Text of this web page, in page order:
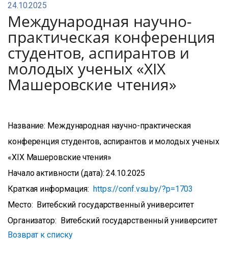
24.10.2025
Международная научно-
практическая конференция
студентов, аспирантов и
молодых ученых «XIX
Машеровские чтения»
Название: Международная научно-практическая
конференция студентов, аспирантов и молодых ученых
«XIX Машеровские чтения»
Начало активности (дата): 24.10.2025
Краткая информация: https://conf.vsu.by/?p=1703
Место: Витебский государственный университет
Организатор: Витебский государственный университет
Возврат к списку